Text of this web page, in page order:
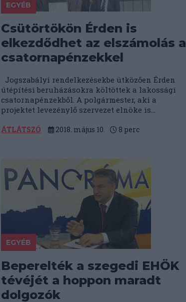
EGYÉB
Csütörtökön Érden is
elkezdődhet az elszámolás a
csatornapénzekkel
Jogszabályi rendelkezésekbe ütközően Érden
útépítési beruházásokra költöttek a lakossági
csatornapénzekből. A polgármester, aki a
projektet levezénylő szervezet elnöke is...
ÁTLÁTSZÓ 2018. május 10. 8 perc
EGYÉB
Beperelték a szegedi EHÖK
tévéjét a hoppon maradt
dolgozók